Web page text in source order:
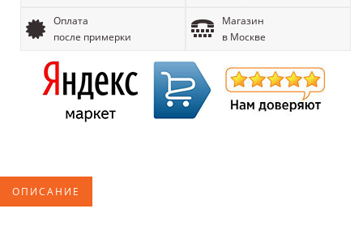
Оплата
после примерки
Магазин
в Москве
ОПИСАНИЕ